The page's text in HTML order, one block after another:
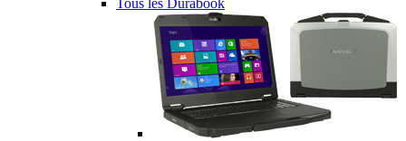
Tous les Durabook